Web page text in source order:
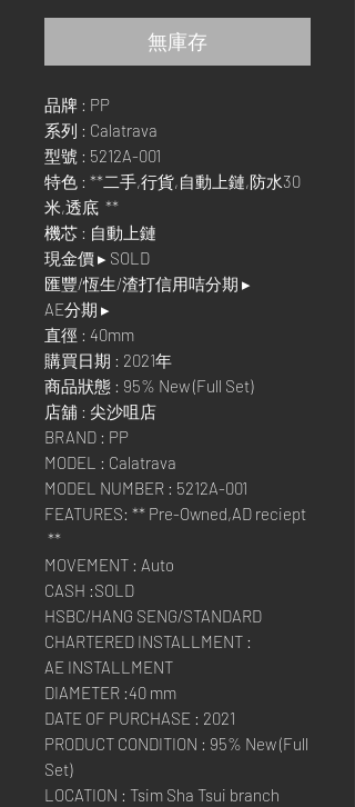
無庫存
品牌 : PP
系列 : Calatrava
型號 : 5212A-001
特色 : **二手,行貨,自動上鏈,防水30
米,透底 **
機芯 : 自動上鏈
現金價 ▸ SOLD
匯豐/恆生/渣打信用咭分期 ▸
AE分期 ▸
直徑 : 40mm
購買日期 : 2021年
商品狀態 : 95% New (Full Set)
店舖 : 尖沙咀店
BRAND : PP
MODEL : Calatrava
MODEL NUMBER : 5212A-001
FEATURES: ** Pre-Owned,AD reciept
**
MOVEMENT : Auto
CASH :SOLD
HSBC/HANG SENG/STANDARD
CHARTERED INSTALLMENT :
AE INSTALLMENT
DIAMETER :40 mm
DATE OF PURCHASE : 2021
PRODUCT CONDITION : 95% New (Full
Set)
LOCATION : Tsim Sha Tsui branch